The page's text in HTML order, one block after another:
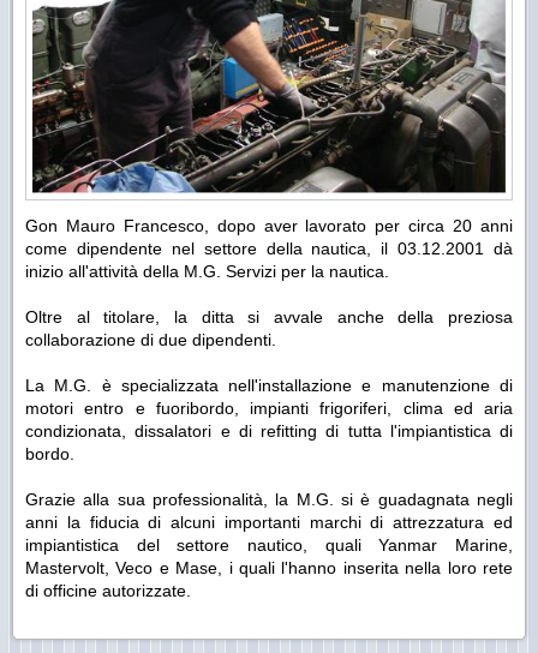
Gon Mauro Francesco, dopo aver lavorato per circa 20 anni
come dipendente nel settore della nautica, il 03.12.2001 dà
inizio all'attività della M.G. Servizi per la nautica.
Oltre al titolare, la ditta si avvale anche della preziosa
collaborazione di due dipendenti.
La M.G. è specializzata nell'installazione e manutenzione di
motori entro e fuoribordo, impianti frigoriferi, clima ed aria
condizionata, dissalatori e di refitting di tutta l'impiantistica di
bordo.
Grazie alla sua professionalità, la M.G. si è guadagnata negli
anni la fiducia di alcuni importanti marchi di attrezzatura ed
impiantistica del settore nautico, quali Yanmar Marine,
Mastervolt, Veco e Mase, i quali l'hanno inserita nella loro rete
di officine autorizzate.